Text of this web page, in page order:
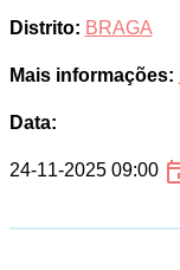
Distrito: BRAGA
Mais informações:
Data:
24-11-2025 09:00